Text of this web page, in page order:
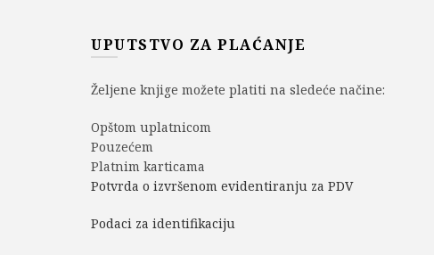
UPUTSTVO ZA PLAĆANJE
Željene knjige možete platiti na sledeće načine:
Opštom uplatnicom
Pouzećem
Platnim karticama
Potvrda o izvršenom evidentiranju za PDV
Podaci za identifikaciju